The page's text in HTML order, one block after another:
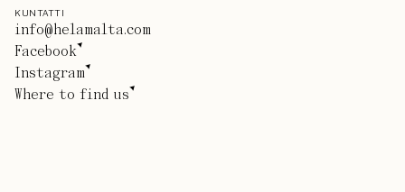
KUNTATTI
info@helamalta.com
Facebook
Instagram
Where to find us